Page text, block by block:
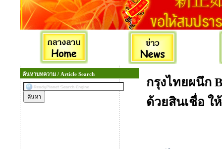
ค้นหาบทความ / Article Search
กรุงไทยผนึก
ด้วยสินเชื่อ ใ